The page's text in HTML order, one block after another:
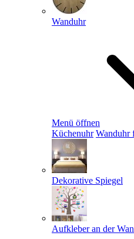
Wanduhr
Menü öffnen
Küchenuhr Wanduhr
Dekorative Spiegel
Aufkleber an der